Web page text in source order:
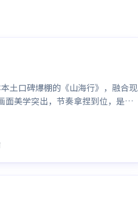
土口碑爆棚的《山海行》，融合现
面美学突出，节奏拿捏到位，是当
作。